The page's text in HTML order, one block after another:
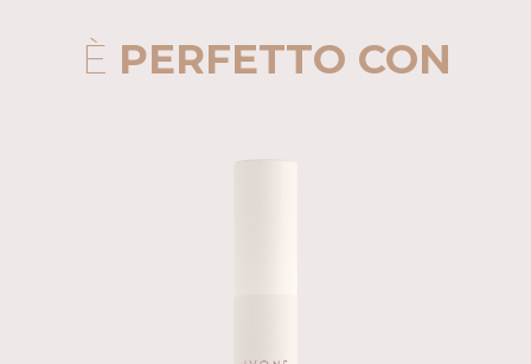
È PERFETTO CON